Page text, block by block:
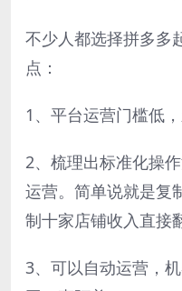
不少人都选择拼多多
点：
1、平台运营门槛低
2、梳理出标准化操
运营。简单说就是复
制十家店铺收入直接
3、可以自动运营，